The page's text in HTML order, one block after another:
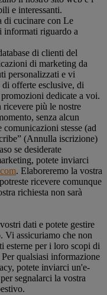
e interessanti.
di cucinare con Le
informati riguardo a
di clienti del
di marketing da
personalizzati e vi
offerte esclusive, di
dedicate a voi.
più le nostre
senza alcun
stesse (ad
(Annulla iscrizione)
se desiderate
potete inviarci
. Elaboreremo la vostra
ricevere comunque
richiesta non sarà
dati e potete gestire
Vi assicuriamo che non
esterne per i loro scopi di
qualsiasi informazione
potete inviarci un'e-
segnalarci la vostra